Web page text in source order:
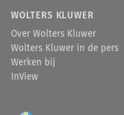
WOLTERS KLUWER
Over Wolters Kluwer
Wolters Kluwer in de pers
Werken bij
InView